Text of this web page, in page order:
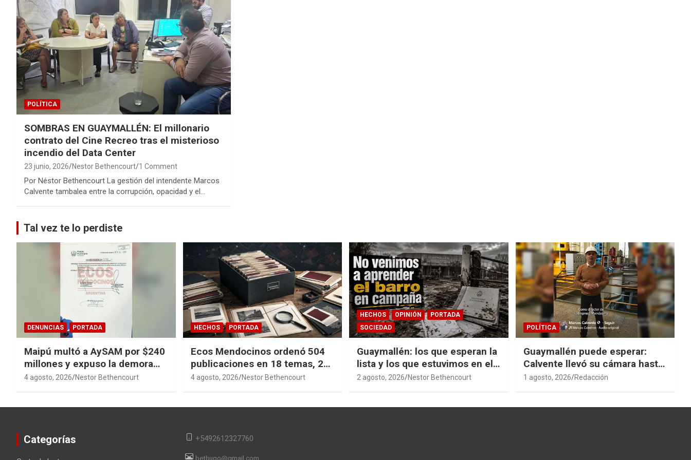
POLÍTICA
SOMBRAS EN GUAYMALLÉN: El millonario
contrato del Cine Recreo tras el misterioso
incendio del Data Center
23 junio, 2026 Nestor Bethencourt 1 Comment
Por Néstor Bethencourt La gestión del intendente Marcos
Calvente tambalea entre la corrupción, opacidad y el…
Tal vez te lo perdiste
DENUNCIAS PORTADA
Maipú multó a AySAM por $240
millones y expuso la demora
cloacal en Guaymallén
4 agosto, 2026 Nestor Bethencourt
HECHOS PORTADA
Ecos Mendocinos ordenó 504
publicaciones en 18 temas, 27
sagas y 14 índices para
4 agosto, 2026 Nestor Bethencourt
HECHOS OPINIÓN
PORTADA
SOCIEDAD
Guaymallén: los que esperan la
lista y los que estuvimos en el
barro
2 agosto, 2026 Nestor Bethencourt
POLÍTICA
Guaymallén puede esperar:
Calvente llevó su cámara hasta
San Rafael
1 agosto, 2026 Redacción
Categorías +5492612327760
bethugo@gmail.com